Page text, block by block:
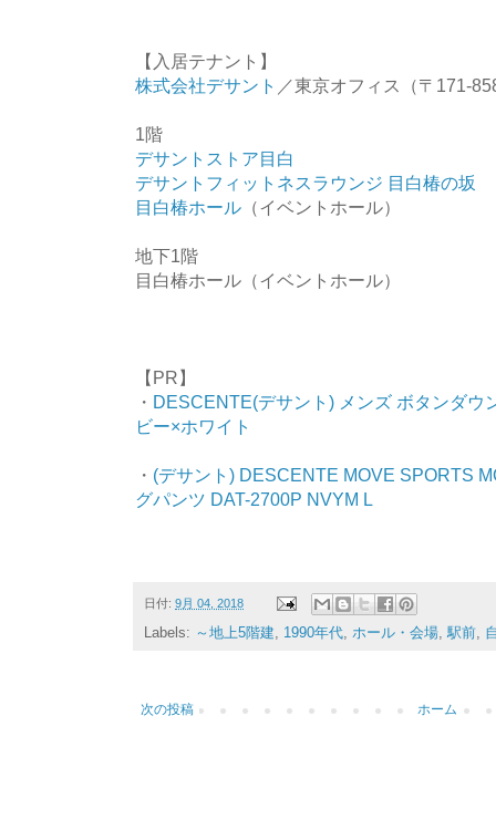
【入居テナント】
株式会社デサント ／東京オフィス（〒171-
1階
デサントストア目白
デサントフィットネスラウンジ 目白椿の坂
目白椿ホール （イベントホール）
地下1階
目白椿ホール（イベントホール）
【PR】
・ DESCENTE(デサント) メンズ ボタンダウ
ビー×ホワイト
・ (デサント) DESCENTE MOVE SPORTS
グパンツ DAT-2700P NVYM L
日付: 9月 04, 2018
Labels: ～地上5階建, 1990年代, ホール・会場,駅前,
次の投稿 ホーム